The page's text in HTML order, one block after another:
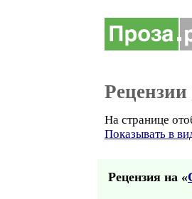
Рецензии
На странице
Показывать в
Рецензия на «